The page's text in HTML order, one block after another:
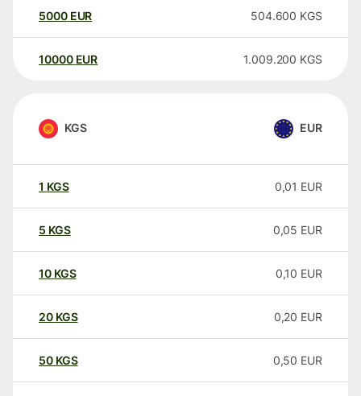
5000 EUR 504.600 KGS
10000 EUR 1.009.200 KGS
KGS EUR
1 KGS 0,01 EUR
5 KGS 0,05 EUR
10 KGS 0,10 EUR
20 KGS 0,20 EUR
50 KGS 0,50 EUR